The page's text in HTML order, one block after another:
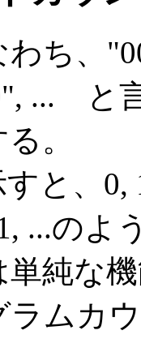
ち、
... と
。
と、0,
...のよ
単純な
ラムカ